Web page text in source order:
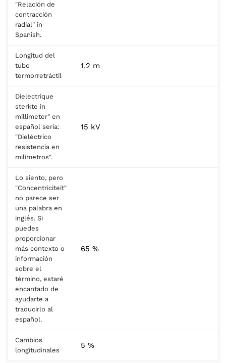
"Relación de
contracción
radial" in
Spanish.
Longitud del
tubo
termorretráctil
1,2 m
Dielectrique
sterkte in
millimeter" en
español sería:
"Dieléctrico
resistencia en
milímetros".
15 kV
Lo siento, pero
"Concentriciteit"
no parece ser
una palabra en
inglés. Si
puedes
proporcionar
más contexto o
información
sobre el
término, estaré
encantado de
ayudarte a
traducirlo al
español.
65 %
Cambios
longitudinales
5 %